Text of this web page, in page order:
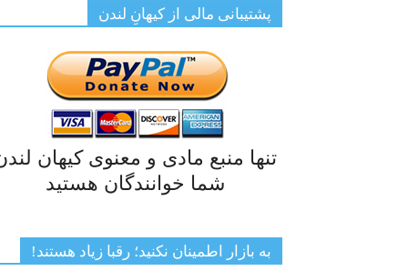
پشتیبانی مالی از کیهانِ لندن
تنها منبع مادی و معنوی کیهان
شما خوانندگان هستید
به بازار اطمینان نکنید؛ رقبا زیاد هستند!